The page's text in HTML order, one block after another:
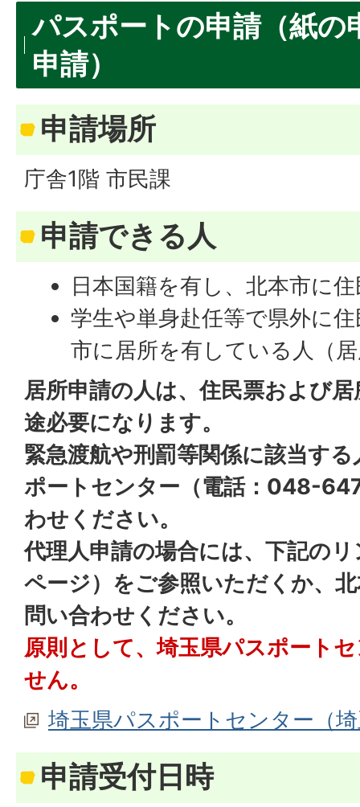
パスポートの申請（紙の
申請）
申請場所
庁舎1階 市民課
申請できる人
日本国籍を有し、北本市に
学生や単身赴任等で県外に
市に居所を有している人（
居所申請の人は、住民票および
途必要になります。
緊急渡航や刑罰等関係に該当す
ポートセンター（電話：048-
わせください。
代理人申請の場合には、下記の
ページ）をご参照いただくか、
問い合わせください。
原則として、埼玉県パスポート
せん。
埼玉県パスポートセンター（
申請受付日時